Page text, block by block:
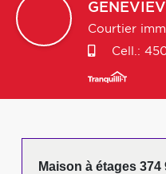
Courtier
Cell.:
Maison à étages 374